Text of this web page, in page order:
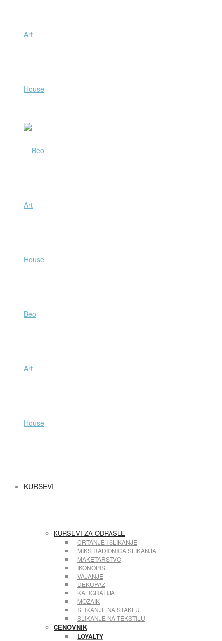
Art
House
Beo
Art
House
KURSEVI
KURSEVI ZA ODRASLE
CRTANJE I SLIKANJE
MIKS RADIONICA SLIKANJA
MAKETARSTVO
IKONOPIS
VAJANJE
DEKUPAŽ
KALIGRAFIJA
MOZAIK
SLIKANJE NA STAKLU
SLIKANJE NA TEKSTILU
CENOVNIK
LOYALTY